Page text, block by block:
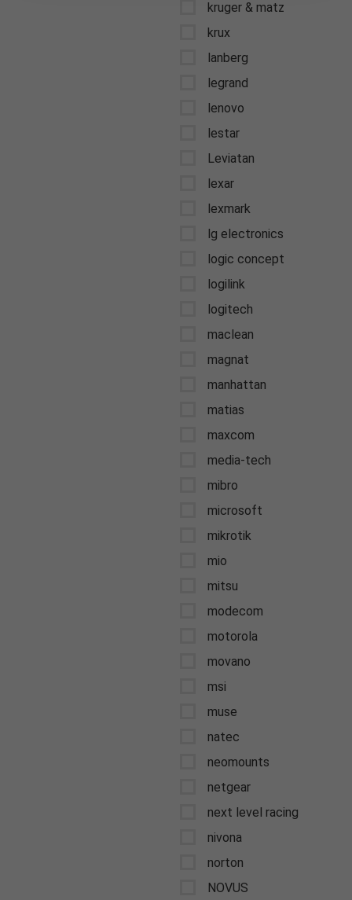
kruger & matz
krux
lanberg
legrand
lenovo
lestar
Leviatan
lexar
lexmark
lg electronics
logic concept
logilink
logitech
maclean
magnat
manhattan
matias
maxcom
media-tech
mibro
microsoft
mikrotik
mio
mitsu
modecom
motorola
movano
msi
muse
natec
neomounts
netgear
next level racing
nivona
norton
NOVUS